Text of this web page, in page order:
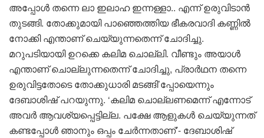
അപ്പോള്‍ തന്നെ ലാ ഇലാഹ ഇന്നള്ളാ.. എന്ന് ഉരുവിടാന്‍
തുടങ്ങി. തോക്കുമായി പാഞ്ഞെത്തിയ ഭീകരവാദി കണ്ണില്‍
നോക്കി എന്താണ് ചെയ്യുന്നതെന്ന് ചോദിച്ചു.
മറുപടിയായി ഉറക്കെ കലിമ ചൊല്ലി. വീണ്ടും അയാള്‍
എന്താണ് ചൊല്ലുന്നതെന്ന് ചോദിച്ചു, പ്രാര്‍ഥന തന്നെ
ഉരുവിട്ടതോടെ തോക്കുധാരി മടങ്ങി’പ്പോയെന്നും
ദേബാശിഷ് പറയുന്നു. ‘കലിമ ചൊല്ലണമെന്ന് എന്നോട്
അവര്‍ ആവശ്യപ്പെട്ടില്ല. പക്ഷേ ആളുകള്‍ ചെയ്യുന്നത്
കണ്ടപ്പോള്‍ ഞാനും ഒപ്പം ചേര്‍ന്നതാണ്’- ദേബാശിഷ്